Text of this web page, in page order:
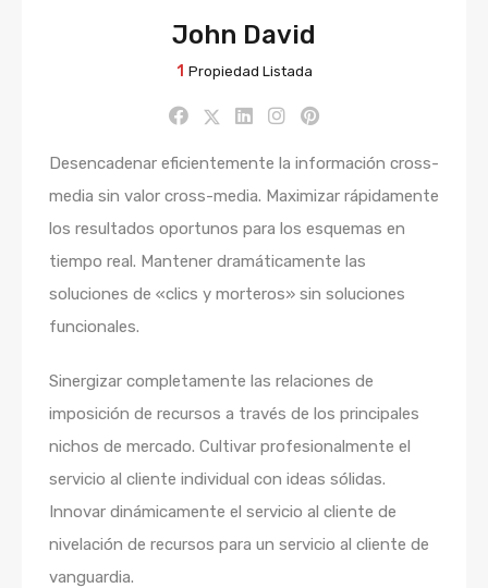
John David
1 Propiedad Listada
Desencadenar eficientemente la información cross-
media sin valor cross-media. Maximizar rápidamente
los resultados oportunos para los esquemas en
tiempo real. Mantener dramáticamente las
soluciones de «clics y morteros» sin soluciones
funcionales.
Sinergizar completamente las relaciones de
imposición de recursos a través de los principales
nichos de mercado. Cultivar profesionalmente el
servicio al cliente individual con ideas sólidas.
Innovar dinámicamente el servicio al cliente de
nivelación de recursos para un servicio al cliente de
vanguardia.